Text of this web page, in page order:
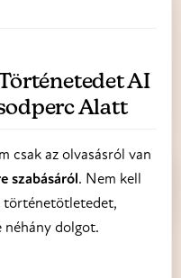
AI
Alatt
csak az olvasásról van
szabásáról. Nem kell
történetötletedet,
néhány dolgot.